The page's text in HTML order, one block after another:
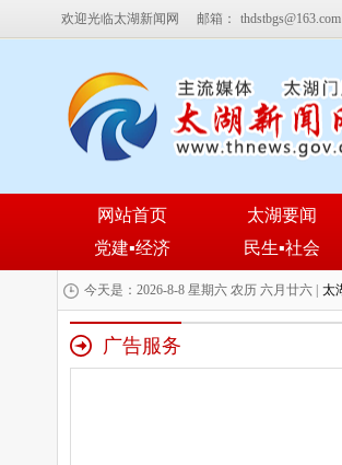
欢迎光临太湖新闻网 邮箱： thdstbgs@163.com
网站首页 太湖要闻
党建▪经济
民生▪社会
今天是：2026-8-8 星期六 农历 六月廿六 |
广告服务